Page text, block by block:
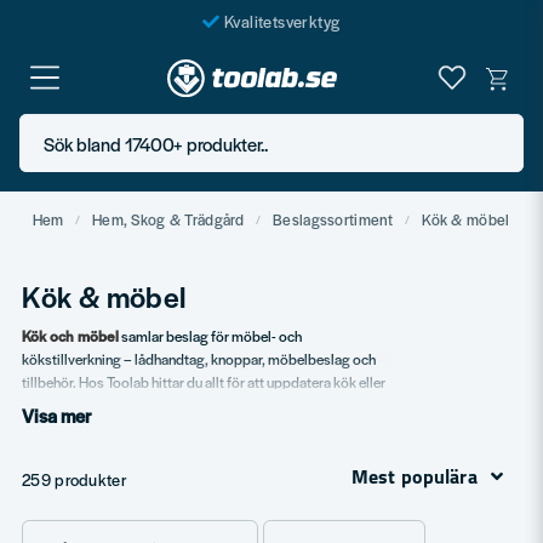
Kvalitetsverktyg
Fraktfritt över 999 SEK*
En järnhandel för alla
Butik i Göteborg
Sök bland 17400+ produkter..
Hem Hem, Skog & Trädgård Beslagssortiment Kök & möbel
Kök & möbel
Kök och möbelsamlar beslag för möbel- och
kökstillverkning – lådhandtag, knoppar, möbelbeslag och
tillbehör. Hos Toolab hittar du allt för att uppdatera kök eller
bygga möbler.
Lådhandtag & knoppar
Möbelbeslagför bygge och renovering.
Visa mer
259 produkter Mest populära